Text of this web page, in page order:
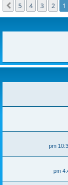
1
2
3
4
5 הבא